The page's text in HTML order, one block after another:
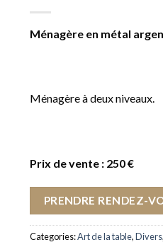
Ménagère en métal
Ménagère à deux niveaux.
Prix de vente : 250 €
PRENDRE RENDEZ-
Categories:Art de la table,Divers,